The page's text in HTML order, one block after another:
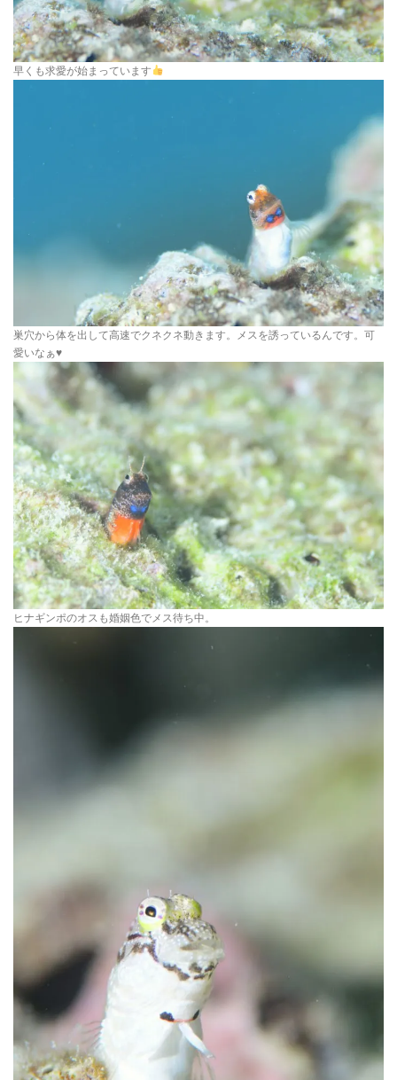
早くも求愛が始まっています
巣穴から体を出して高速でクネクネ動きます。メスを誘っているんです。可
愛いなぁ♥
ヒナギンポのオスも婚姻色でメス待ち中。